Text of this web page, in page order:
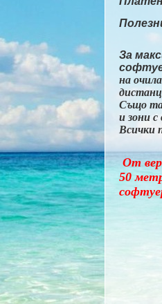
За
на
Също
и зони с
Всички
От
50